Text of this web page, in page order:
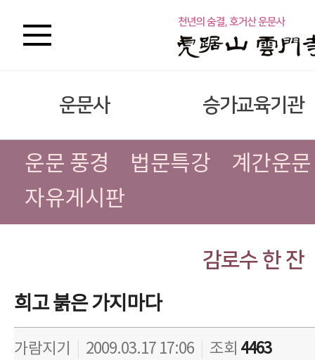
운문사 승가교육기관
운문 풍경 법문특강
계간운문
자유게시판
감로수 한 잔
희고 붉은 가지마다
가람지기 2009.03.17 17:06 조회 4463